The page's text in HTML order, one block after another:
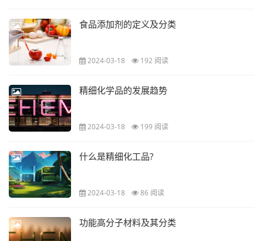
食品添加剂的定义及分类
2024-03-18 192 阅读
精细化学品的发展趋势
2024-03-18 199 阅读
什么是精细化工品?
2024-03-18 86 阅读
功能高分子材料及其分类